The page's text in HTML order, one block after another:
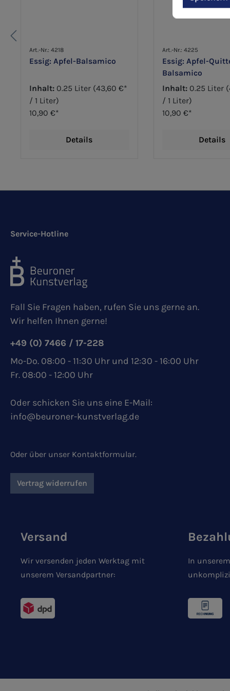
Art.-Nr.: 4218
Essig: Apfel-Balsamico
Inhalt: 0.25 Liter (43,60 €*
/ 1 Liter)
10,90 €*
Details
Art.-Nr.: 4225
Essig: Apfel-
Balsamico
Inhalt: 0.25 Liter
/ 1 Liter)
10,90 €*
Details
Service-Hotline
Fall Sie Fragen haben, rufen Sie uns gerne an.
Wir helfen Ihnen gerne!
+49 (0) 7466 / 17-228
Mo-Do. 08:00 - 11:30 Uhr und 12:30 - 16:00 Uhr
Fr. 08:00 - 12:00 Uhr
Oder schicken Sie uns eine E-Mail:
info@beuroner-kunstverlag.de
Oder über unser Kontaktformular.
Vertrag widerrufen
Versand
Wir versenden jeden Werktag mit
unserem Versandpartner:
In